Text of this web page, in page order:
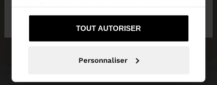
services.
TOUT AUTORISER
Personnaliser